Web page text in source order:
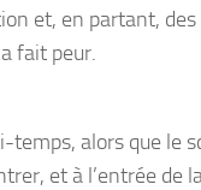
et, en partant, des
fait peur.
temps, alors que le
et à l’entrée de